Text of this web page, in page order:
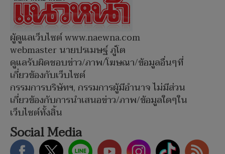
ผู้ดูแลเว็บไซต์ www.naewna.com
webmaster นายปรเมษฐ์ ภู่โต
ดูแลรับผิดชอบข่าว/ภาพ/โฆษณา/ข้อมูลอื่นๆที่
เกี่ยวข้องกับเว็บไซต์
กรรมการบริษัทฯ, กรรมการผู้มีอำนาจ ไม่มีส่วน
เกี่ยวข้องกับการนำเสนอข่าว/ภาพ/ข้อมูลใดๆใน
เว็บไซต์ทั้งสิ้น
Social Media